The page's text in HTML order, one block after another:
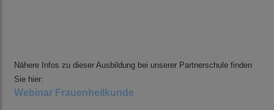
Nähere Infos zu dieser Ausbildung bei unserer Partnerschule finden
Sie hier:
Webinar Frauenheilkunde